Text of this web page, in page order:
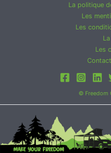
La politique
Les
Les
Les
© Freedom